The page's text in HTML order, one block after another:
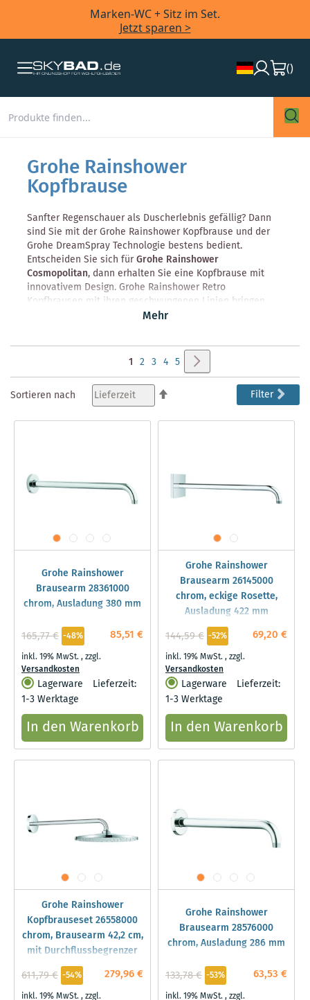
Marken-WC + Sitz im Set.
Jetzt sparen >
()
Grohe Rainshower
Kopfbrause
Sanfter Regenschauer als Duscherlebnis gefällig? Dann
sind Sie mit der Grohe Rainshower Kopfbrause und der
Grohe DreamSpray Technologie bestens bedient.
Entscheiden Sie sich fürGrohe Rainshower
Cosmopolitan, dann erhalten Sie eine Kopfbrause mit
innovativem Design. Grohe Rainshower Retro
Kopfbrausen mit ihren geschwungenen Linien bringen
zeitlose Eleganz in Ihr Bad. Gönnen Sie sich mit einer
Luxus in Ihrem Leben.
Mehr
Sie
lesen
gerade
1 Seite
2 Seite
3 Seite
4 Seite
5
Sortieren nach
Reihenfolge
Filter
Grohe Rainshower
Brausearm 28361000
chrom, Ausladung 380 mm
85,51 €
165,77 € -48%
inkl. 19% MwSt.,zzgl.
Versandkosten
Lagerware
Lieferzeit:
1-3 Werktage
In den Warenkorb
Grohe Rainshower
Brausearm 26145000
chrom, eckige Rosette,
Ausladung 422 mm
69,20 €
144,59 € -52%
inkl. 19% MwSt.,zzgl.
Versandkosten
Lagerware
Lieferzeit:
1-3 Werktage
In den Warenkorb
Grohe Rainshower
Kopfbrauseset 26558000
chrom, Brausearm 42,2 cm,
mit Durchflussbegrenzer
279,96 €
611,79 € -54%
inkl. 19% MwSt.,zzgl.
Grohe Rainshower
Brausearm 28576000
chrom, Ausladung 286 mm
63,53 €
133,78 € -53%
inkl. 19% MwSt.,zzgl.